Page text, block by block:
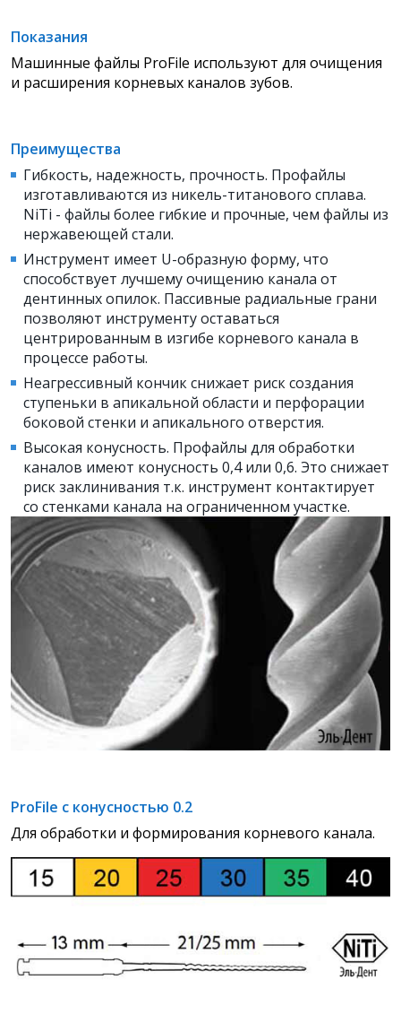
Показания
Машинные файлы ProFile используют для очищения
и расширения корневых каналов зубов.
Преимущества
Гибкость, надежность, прочность. Профайлы
изготавливаются из никель-титанового сплава.
NiTi - файлы более гибкие и прочные, чем файлы из
нержавеющей стали.
Инструмент имеет U-образную форму, что
способствует лучшему очищению канала от
дентинных опилок. Пассивные радиальные грани
позволяют инструменту оставаться
центрированным в изгибе корневого канала в
процессе работы.
Неагрессивный кончик снижает риск создания
ступеньки в апикальной области и перфорации
боковой стенки и апикального отверстия.
Высокая конусность. Профайлы для обработки
каналов имеют конусность 0,4 или 0,6. Это снижает
риск заклинивания т.к. инструмент контактирует
со стенками канала на ограниченном участке.
ProFile с конусностью 0.2
Для обработки и формирования корневого канала.